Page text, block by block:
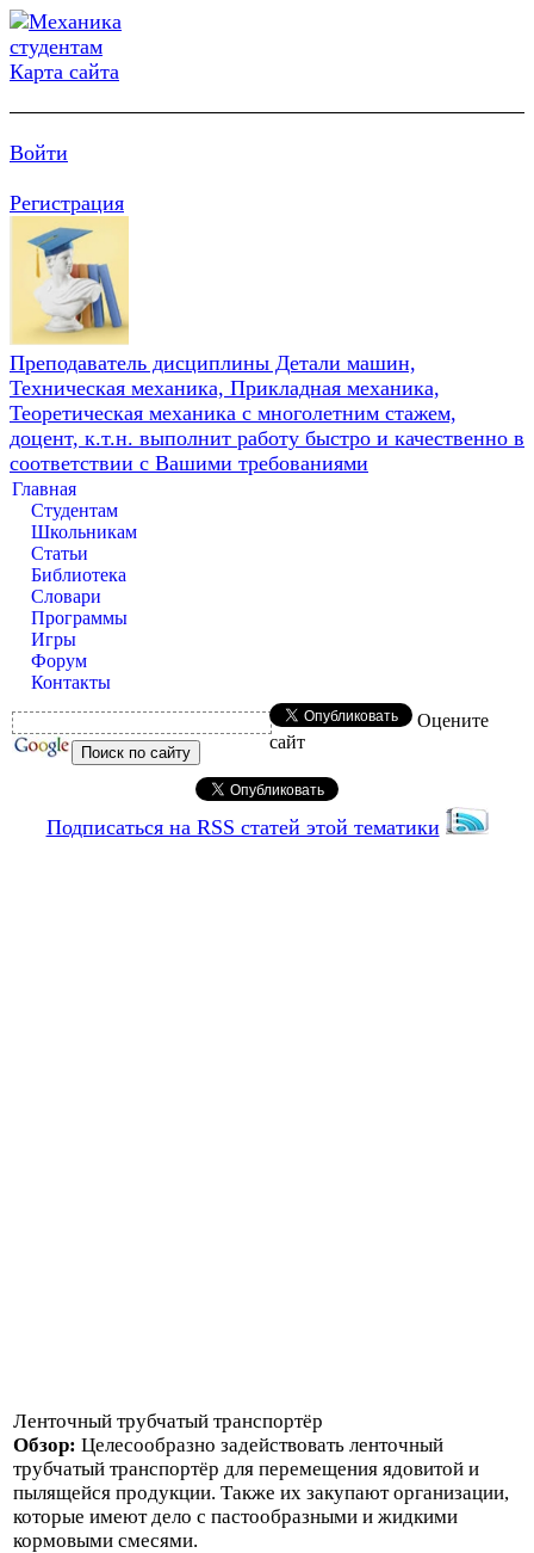
Карта сайта
Войти
Регистрация
Преподаватель дисциплины Детали машин,
Техническая механика, Прикладная механика,
Теоретическая механика с многолетним стажем,
доцент, к.т.н. выполнит работу быстро и качественно в
соответствии с Вашими требованиями
Главная
Студентам
Школьникам
Статьи
Библиотека
Словари
Программы
Игры
Форум
Контакты
Оцените
сайт
Подписаться на RSS статей этой тематики
Ленточный трубчатый транспортёр
Обзор: Целесообразно задействовать ленточный
трубчатый транспортёр для перемещения ядовитой и
пылящейся продукции. Также их закупают организации,
которые имеют дело с пастообразными и жидкими
кормовыми смесями.